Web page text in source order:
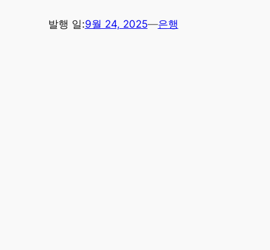
발행 일:9월 24, 2025—은행